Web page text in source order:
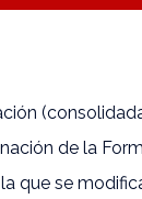
de la
que se